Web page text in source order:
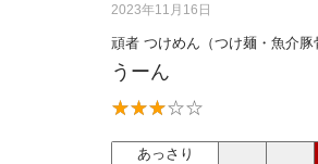
2023年11月16日
頑者 つけめん（つけ麺・魚介豚
うーん
あっさり